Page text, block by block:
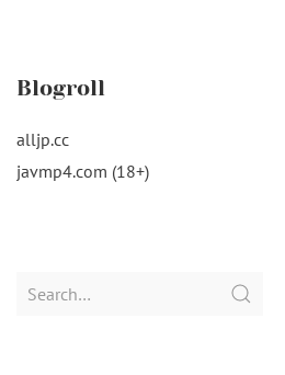
Blogroll
alljp.cc
javmp4.com (18+)
Search